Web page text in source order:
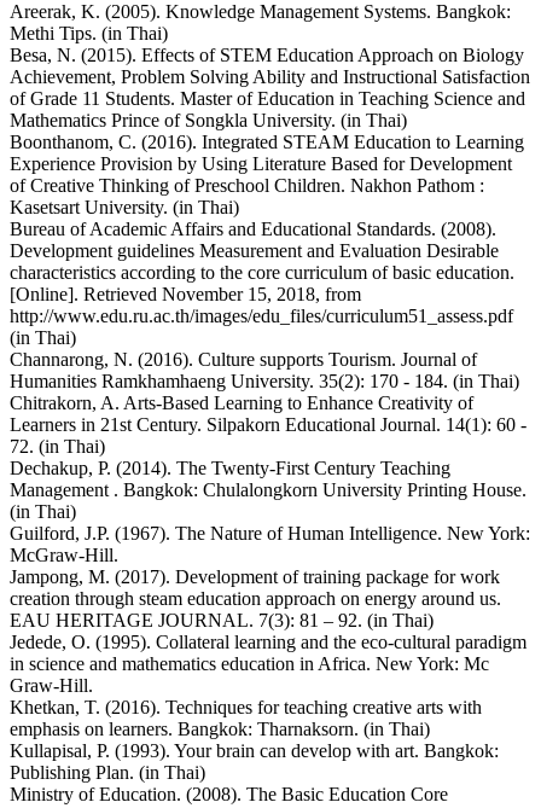
Areerak, K. (2005). Knowledge Management Systems. Bangkok:
Methi Tips. (in Thai)
Besa, N. (2015). Effects of STEM Education Approach on Biology
Achievement, Problem Solving Ability and Instructional Satisfaction
of Grade 11 Students. Master of Education in Teaching Science and
Mathematics Prince of Songkla University. (in Thai)
Boonthanom, C. (2016). Integrated STEAM Education to Learning
Experience Provision by Using Literature Based for Development
of Creative Thinking of Preschool Children. Nakhon Pathom :
Kasetsart University. (in Thai)
Bureau of Academic Affairs and Educational Standards. (2008).
Development guidelines Measurement and Evaluation Desirable
characteristics according to the core curriculum of basic education.
[Online]. Retrieved November 15, 2018, from
http://www.edu.ru.ac.th/images/edu_files/curriculum51_assess.pdf
(in Thai)
Channarong, N. (2016). Culture supports Tourism. Journal of
Humanities Ramkhamhaeng University. 35(2): 170 - 184. (in Thai)
Chitrakorn, A. Arts-Based Learning to Enhance Creativity of
Learners in 21st Century. Silpakorn Educational Journal. 14(1): 60 -
72. (in Thai)
Dechakup, P. (2014). The Twenty-First Century Teaching
Management . Bangkok: Chulalongkorn University Printing House.
(in Thai)
Guilford, J.P. (1967). The Nature of Human Intelligence. New York:
McGraw-Hill.
Jampong, M. (2017). Development of training package for work
creation through steam education approach on energy around us.
EAU HERITAGE JOURNAL. 7(3): 81 – 92. (in Thai)
Jedede, O. (1995). Collateral learning and the eco-cultural paradigm
in science and mathematics education in Africa. New York: Mc
Graw-Hill.
Khetkan, T. (2016). Techniques for teaching creative arts with
emphasis on learners. Bangkok: Tharnaksorn. (in Thai)
Kullapisal, P. (1993). Your brain can develop with art. Bangkok:
Publishing Plan. (in Thai)
Ministry of Education. (2008). The Basic Education Core